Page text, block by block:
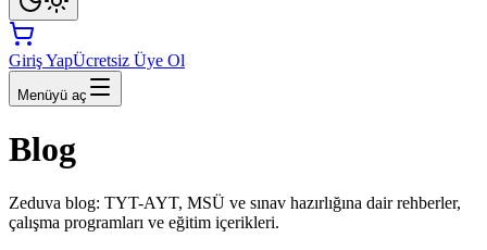
Giriş YapÜcretsiz Üye Ol
Menüyü aç
Blog
Zeduva blog: TYT-AYT, MSÜ ve sınav hazırlığına dair rehberler,
çalışma programları ve eğitim içerikleri.